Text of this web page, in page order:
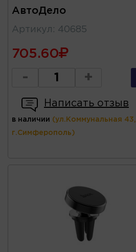
АвтоДело
Артикул : 40685
705.60
- +
Написать отзыв
в наличии (ул.Коммунальная 43,
г.Симферополь)